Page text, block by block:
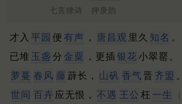
七言律诗 押庚韵
才入 平园 便 有声 ， 唐昌观 里久 知名 。
已堆 玉盏 分 金粟 ，更插 银花小翠罂。
萝蔓 春风 藤 薜长， 山矾 香气 晋 齐盟 。
世间 百卉 应无恨， 不遇 王公 枉 一生 （